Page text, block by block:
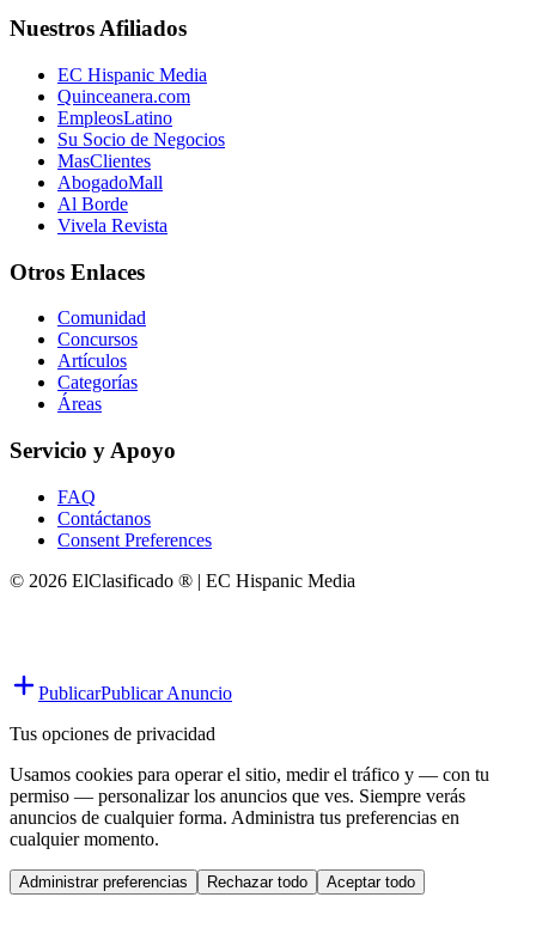
Nuestros Afiliados
EC Hispanic Media
Quinceanera.com
EmpleosLatino
Su Socio de Negocios
MasClientes
AbogadoMall
Al Borde
Vivela Revista
Otros Enlaces
Comunidad
Concursos
Artículos
Categorías
Áreas
Servicio y Apoyo
FAQ
Contáctanos
Consent Preferences
© 2026 ElClasificado ® | EC Hispanic Media
PublicarPublicar Anuncio
Tus opciones de privacidad
Usamos cookies para operar el sitio, medir el tráfico y — con tu
permiso — personalizar los anuncios que ves. Siempre verás
anuncios de cualquier forma. Administra tus preferencias en
cualquier momento.
Administrar preferencias Rechazar todo Aceptar todo